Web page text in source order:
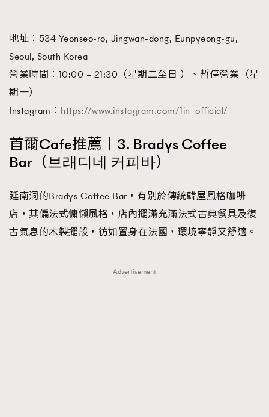
EmpowerF
FashionWeek FigaroAesthetic
地址︰534 Yeonseo-ro, Jingwan-dong, Eunpyeong-gu,
Seoul, South Korea
營業時間︰10:00 – 21:30（星期二至日 ）、暫停營業（星
期一）
Instagram︰ https://www.instagram.com/1in_official/
首爾Cafe推薦丨3. Bradys Coffee
Bar（브래디네 커피바）
延南洞的Bradys Coffee Bar，有別於傳統韓屋風格咖啡
店，其偏法式慵懶風格，店內擺滿充滿法式古典餐具及復
古氣息的木製擺設，彷如置身在法國，環境寧靜又舒適。
Advertisement